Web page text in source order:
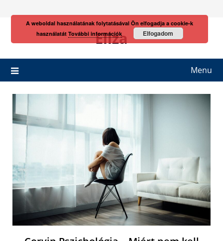
Eliza
Menu
A weboldal használatának folytatásával Ön elfogadja a cookie-k
használatát További információk Elfogadom